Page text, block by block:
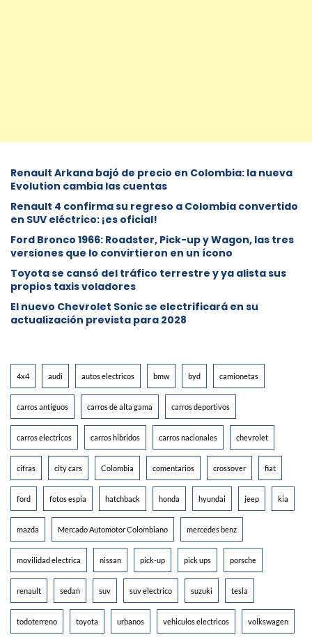
Renault Arkana bajó de precio en Colombia: la nueva
Evolution cambia las cuentas
Renault 4 confirma su regreso a Colombia convertido
en SUV eléctrico: ¡es oficial!
Ford Bronco 1966: Roadster, Pick-up y Wagon, las tres
versiones que lo convirtieron en un ícono
Toyota se cansó del tráfico terrestre y ya alista sus
propios taxis voladores
El nuevo Chevrolet Sonic se electrificará en su
actualización prevista para 2028
4x4 audi autos electricos bmw byd camionetas
carros antiguos carros de alta gama carros deportivos
carros electricos carros hibridos carros nacionales chevrolet
cifras city cars Colombia comentarios crossover fiat
ford fotos espia hatchback honda hyundai jeep kia
mazda Mercado Automotor Colombiano mercedes benz
movilidad electrica nissan pick-up pick ups porsche
renault sedan suv suv electrico suzuki tesla
todoterreno toyota urbanos vehiculos electricos volkswagen